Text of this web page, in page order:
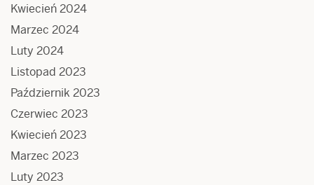
Kwiecień 2024
Marzec 2024
Luty 2024
Listopad 2023
Październik 2023
Czerwiec 2023
Kwiecień 2023
Marzec 2023
Luty 2023